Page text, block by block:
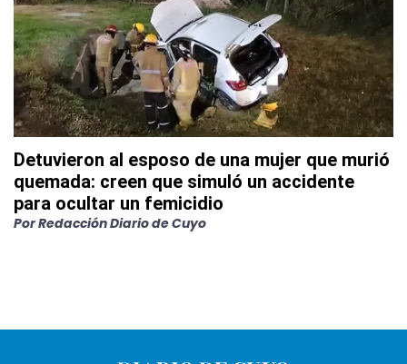
Detuvieron al esposo de una mujer que murió
quemada: creen que simuló un accidente
para ocultar un femicidio
PorRedacción Diario de Cuyo